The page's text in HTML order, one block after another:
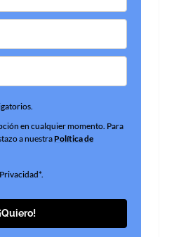
en cualquier momento. Para
a nuestraPolítica de
¡Quiero!